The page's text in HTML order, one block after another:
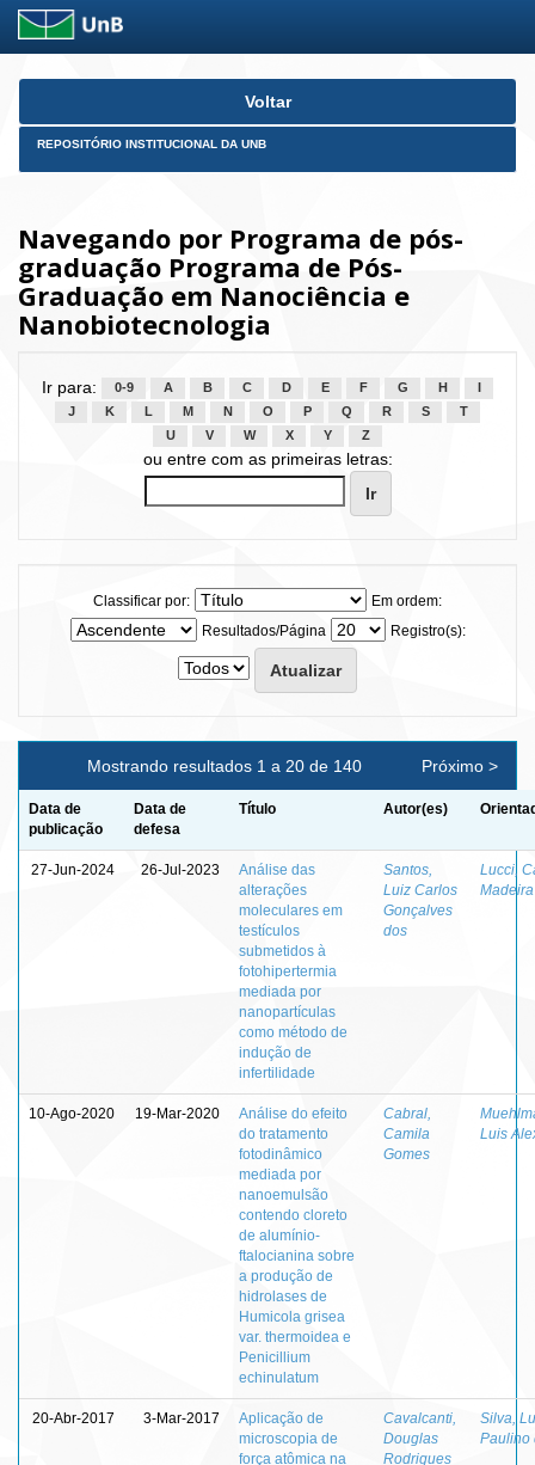
Skip
Voltar
REPOSITÓRIO INSTITUCIONAL DA UNB
Navegando por Programa de pós-
graduação Programa de Pós-
Graduação em Nanociência e
Nanobiotecnologia
Ir para: 0-9 A B C D E F G H
J
K L M N O P Q R S
T
U
V W X Y Z
ou entre com as primeiras letras:
Classificar por:
Em ordem:
Resultados/Página
Registro(s):
Mostrando resultados 1 a 20 de 140 Próximo >
Data de
publicação
Data de
defesa
Título Autor(es)
27-Jun-2024 26-Jul-2023
Análise das
alterações
moleculares em
testículos
submetidos à
fotohipertermia
mediada por
nanopartículas
como método de
indução de
infertilidade
Santos,
Luiz Carlos
Gonçalves
dos
Lucci,
Madeira
10-Ago-2020 19-Mar-2020
Análise do efeito
do tratamento
fotodinâmico
mediada por
nanoemulsão
contendo cloreto
de alumínio-
ftalocianina sobre
a produção de
hidrolases de
Humicola grisea
var. thermoidea e
Penicillium
echinulatum
Cabral,
Camila
Gomes
Luis
20-Abr-2017 3-Mar-2017
Aplicação de
microscopia de
força atômica na
Cavalcanti,
Douglas
Rodrigues
Silva,
Paulino